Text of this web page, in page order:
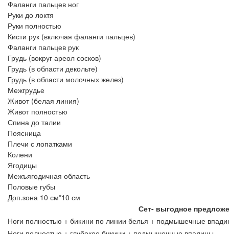
Фаланги пальцев ног
Руки до локтя
Руки полностью
Кисти рук (включая фаланги пальцев)
Фаланги пальцев рук
Грудь (вокруг ареол сосков)
Грудь (в области декольте)
Грудь (в области молочных желез)
Межгрудье
Живот (белая линия)
Живот полностью
Спина до талии
Поясница
Плечи с лопатками
Колени
Ягодицы
Межъягодичная область
Половые губы
Доп.зона 10 см*10 см
Сет- выгодное
Ноги полностью + бикини по линии белья + подмышечные